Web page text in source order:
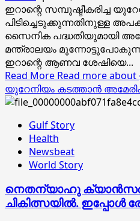
ഇറാന്റെ സമ്പുഷ്ടീകരിച്ച
പിടിച്ചെടുക്കുന്നതിനുള്ള
സൈനിക പദ്ധതിയുമായി
മന്ത്രാലയം
ഇറാന്റെ ആണവ ശേഷിയെ...
Read More Read more
യുറേനിയം കടത്താൻ
Gulf Story
Health
Newsbeat
World Story
നെതന്യാഹു ക്യാൻസർ
ചികിത്സയിൽ. ഇപ്പോൾ